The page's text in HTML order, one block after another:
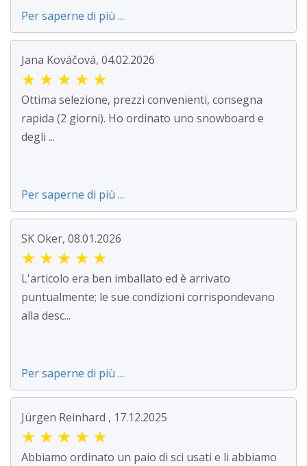
Per saperne di più ...
Jana Kováčová, 04.02.2026
★ ★ ★ ★ ★
Ottima selezione, prezzi convenienti, consegna
rapida (2 giorni). Ho ordinato uno snowboard e
degli ...
Per saperne di più ...
SK Oker, 08.01.2026
★ ★ ★ ★ ★
L'articolo era ben imballato ed è arrivato
puntualmente; le sue condizioni corrispondevano
alla desc...
Per saperne di più ...
Jürgen Reinhard , 17.12.2025
★ ★ ★ ★ ★
Abbiamo ordinato un paio di sci usati e li abbiamo